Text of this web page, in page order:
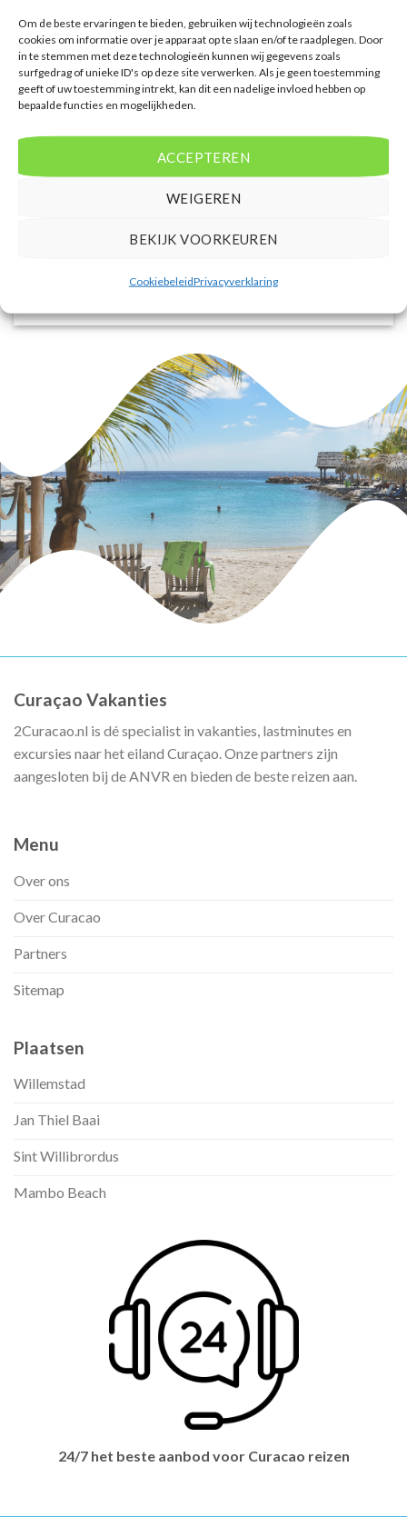
Om de beste ervaringen te bieden, gebruiken wij technologieën zoals
cookies om informatie over je apparaat op te slaan en/of te raadplegen. Door
in te stemmen met deze technologieën kunnen wij gegevens zoals
surfgedrag of unieke ID's op deze site verwerken. Als je geen toestemming
geeft of uw toestemming intrekt, kan dit een nadelige invloed hebben op
bepaalde functies en mogelijkheden.
ACCEPTEREN
WEIGEREN
BEKIJK VOORKEUREN
CookiebeleidPrivacyverklaring
De aangeboden pakketreizen op de website zijn
handig voor reizigers die graag alles in één keer
regelen. Het aanbod varieert van budget, luxe tot
omvatten vaak accommodatie, vluchten en transfer.
gebruiksvriendelijke functies die deze site te bieden
Bart Vos/Laren
Curaçao Vakanties
2Curacao.nl is dé specialist in vakanties, lastminutes en
excursies naar het eiland Curaçao. Onze partners zijn
aangesloten bij de ANVR en bieden de beste reizen aan.
Menu
Over ons
Over Curacao
Partners
Sitemap
Plaatsen
Willemstad
Jan Thiel Baai
Sint Willibrordus
Mambo Beach
24/7 het beste aanbod voor Curacao reizen